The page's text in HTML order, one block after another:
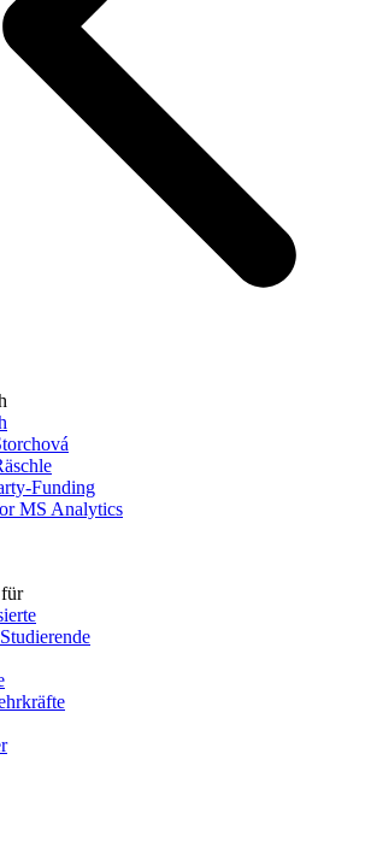
Funding
MS Analytics